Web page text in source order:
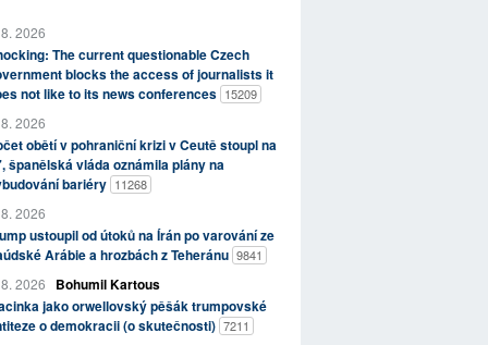
2026
The current questionable Czech
blocks the access of journalists it
not like to its news conferences 15209
2026
obětí v pohraniční krizi v Ceutě stoupl na
španělská vláda oznámila plány na
bariéry 11268
2026
ustoupil od útoků na Írán po varování ze
Arábie a hrozbách z Teheránu 9841
2026
Bohumil Kartous
jako orwellovský pěšák trumpovské
o demokracii (o skutečnosti) 7211